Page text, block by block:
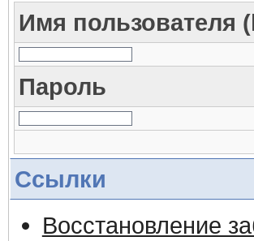
Имя пользователя
Пароль
Ссылки
Восстановление